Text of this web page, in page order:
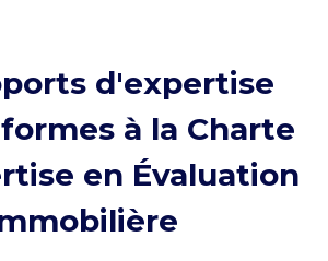
d'expertise
à la Charte
en Évaluation